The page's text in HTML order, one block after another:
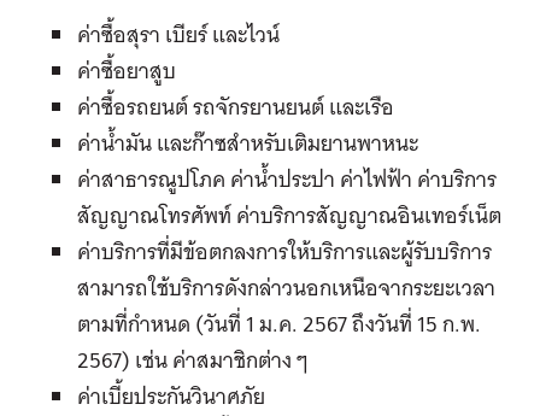
ค่าซื้อสุรา เบียร์ และไวน์
ค่าซื้อยาสูบ
ค่าซื้อรถยนต์ รถจักรยานยนต์ และเรือ
ค่าน้ำมัน และก๊าซสำหรับเติมยานพาหนะ
ค่าสาธารณูปโภค ค่าน้ำประปา ค่าไฟฟ้า ค่าบริการ
สัญญาณโทรศัพท์ ค่าบริการสัญญาณอินเทอร์เน็ต
ค่าบริการที่มีข้อตกลงการให้บริการและผู้รับบริการ
สามารถใช้บริการดังกล่าวนอกเหนือจากระยะเวลา
ตามที่กำหนด (วันที่ 1 ม.ค. 2567 ถึงวันที่ 15 ก.พ.
2567) เช่น ค่าสมาชิกต่าง ๆ
ค่าเบี้ยประกันวินาศภัย